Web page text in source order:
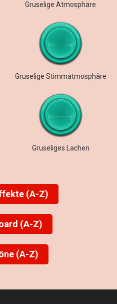
Gruselige Atmosphäre
Gruselige Stimmatmosphäre
Gruseliges Lachen
(A-Z)
(A-Z)
(A-Z)